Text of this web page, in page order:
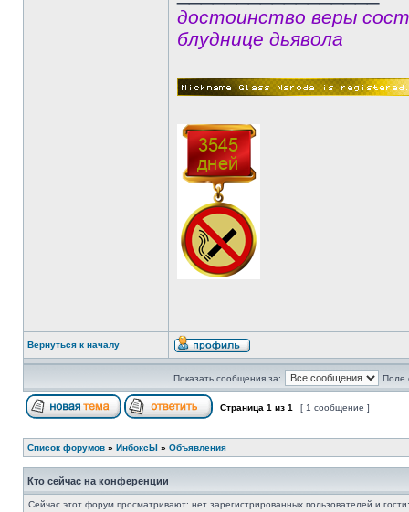
достоинство веры
блуднице дьявола
Вернуться к началу
Показать сообщения за: Поле
Страница 1 из 1 [ 1 сообщение ]
Список форумов » ИнбоксЫ » Объявления
Кто сейчас на конференции
Сейчас этот форум просматривают: нет зарегистрированных пользователей и